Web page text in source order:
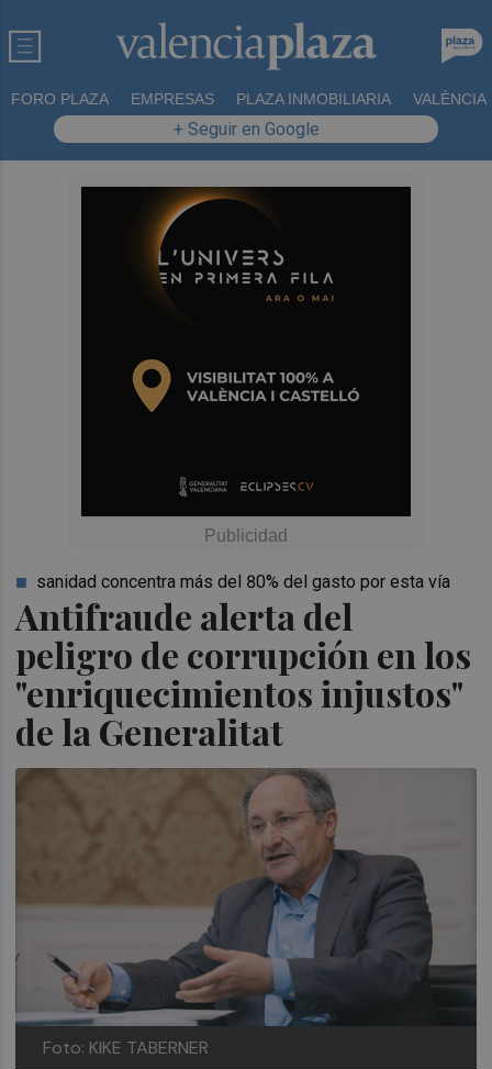
FORO PLAZA EMPRESAS PLAZA INMOBILIARIA VALÈNCIA
+ Seguir en Google
Antifraude alerta del
peligro de corrupción en los
"enriquecimientos injustos"
de la Generalitat
sanidad concentra más del 80% del gasto por esta vía
Foto: KIKE TABERNER